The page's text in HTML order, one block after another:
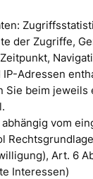
der Zugriffe,
Adressen
Sie beim jeweils
vom
Art. 6
Interessen)